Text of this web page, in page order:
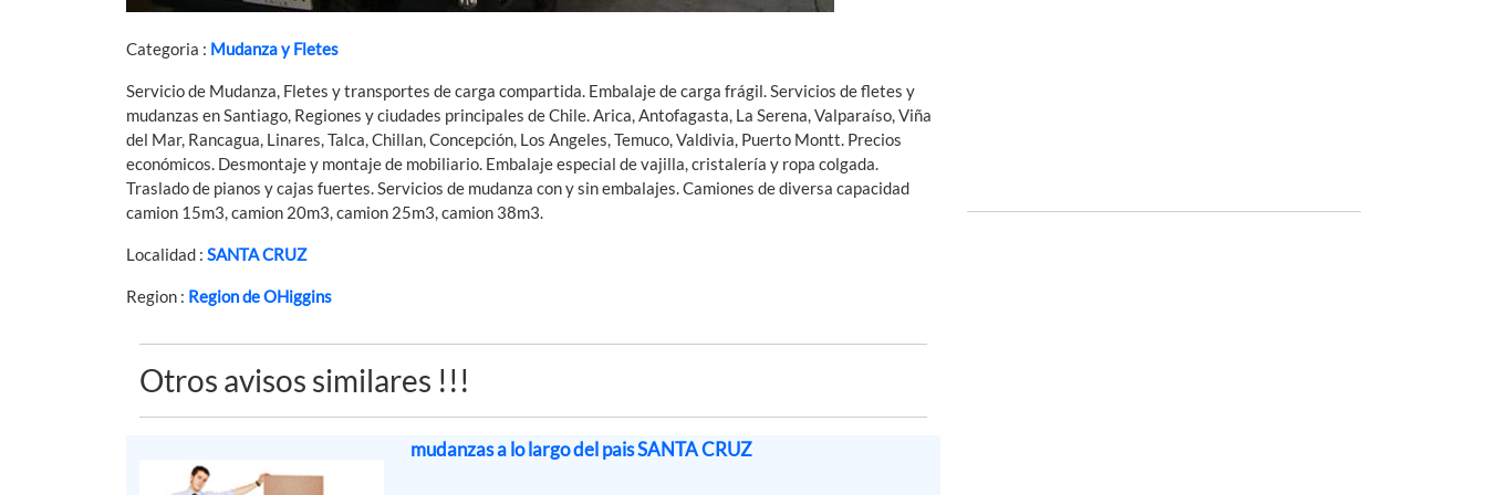
Categoria : Mudanza y Fletes
Servicio de Mudanza, Fletes y transportes de carga compartida. Embalaje de carga frágil. Servicios de fletes y
mudanzas en Santiago, Regiones y ciudades principales de Chile. Arica, Antofagasta, La Serena, Valparaíso, Viña
del Mar, Rancagua, Linares, Talca, Chillan, Concepción, Los Angeles, Temuco, Valdivia, Puerto Montt. Precios
económicos. Desmontaje y montaje de mobiliario. Embalaje especial de vajilla, cristalería y ropa colgada.
Traslado de pianos y cajas fuertes. Servicios de mudanza con y sin embalajes. Camiones de diversa capacidad
camion 15m3, camion 20m3, camion 25m3, camion 38m3.
Localidad : SANTA CRUZ
Region : Region de OHiggins
Otros avisos similares !!!
mudanzas a lo largo del pais SANTA CRUZ